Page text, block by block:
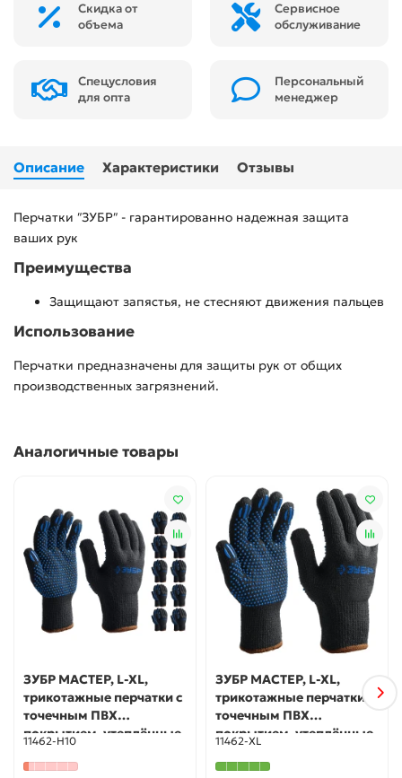
Скидка от
объема
Сервисное
обслуживание
Спецусловия
для опта
Персональный
менеджер
Описание Характеристики Отзывы
Перчатки ″ЗУБР″ - гарантированно надежная защита
ваших рук
Преимущества
Защищают запястья, не стесняют движения пальцев
Использование
Перчатки предназначены для защиты рук от общих
производственных загрязнений.
Аналогичные товары
ЗУБР МАСТЕР, L-XL,
трикотажные перчатки с
точечным ПВХ
покрытием, утеплённые,
противоскользящие, 10
пар (11462-H10)
11462-H10
ЗУБР МАСТЕР, L-XL,
трикотажные перчатки с
точечным ПВХ
покрытием, утеплённые,
противоскользящие
(11462-XL)
11462-XL